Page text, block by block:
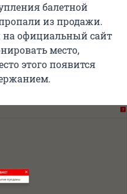
балетной
из продажи.
на официальный сайт
место,
этого появится